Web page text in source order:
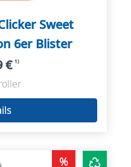
Sweet
6er Blister
€ 1)
%